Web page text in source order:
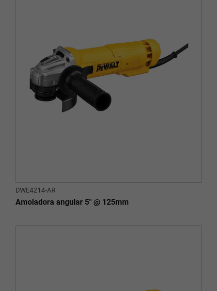
DWE4214-AR
Amoladora angular 5" @ 125mm